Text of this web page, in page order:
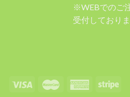
※WEBでのご
受付しておりま